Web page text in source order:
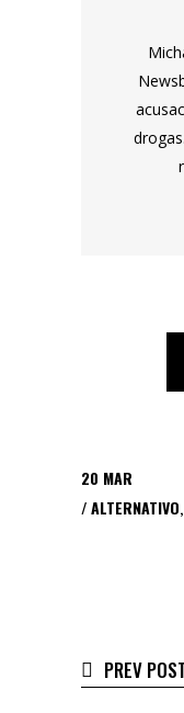
20 MAR
ALTERNATIVO,
PREV